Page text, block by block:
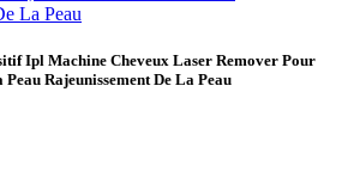
Ipl Machine Cheveux Laser Remover Pour
Rajeunissement De La Peau